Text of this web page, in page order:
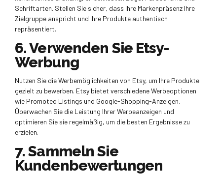
Schriftarten. Stellen Sie sicher, dass Ihre Markenpräsenz Ihre
Zielgruppe anspricht und Ihre Produkte authentisch
repräsentiert.
6. Verwenden Sie Etsy-
Werbung
Nutzen Sie die Werbemöglichkeiten von Etsy, um Ihre Produkte
gezielt zu bewerben. Etsy bietet verschiedene Werbeoptionen
wie Promoted Listings und Google-Shopping-Anzeigen.
Überwachen Sie die Leistung Ihrer Werbeanzeigen und
optimieren Sie sie regelmäßig, um die besten Ergebnisse zu
erzielen.
7. Sammeln Sie
Kundenbewertungen